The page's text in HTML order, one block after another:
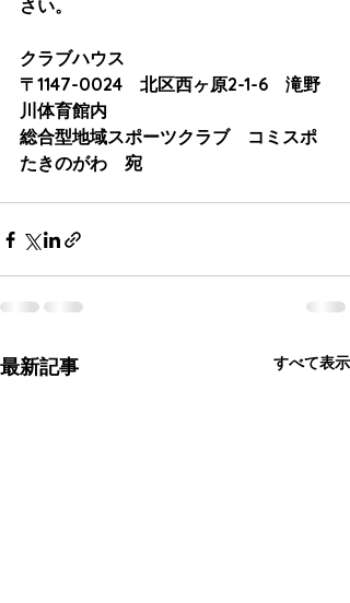
さい。
クラブハウス
〒1147-0024　北区西ヶ原2-1-6　滝野
川体育館内
総合型地域スポーツクラブ　コミスポ
たきのがわ　宛
最新記事 すべて表示